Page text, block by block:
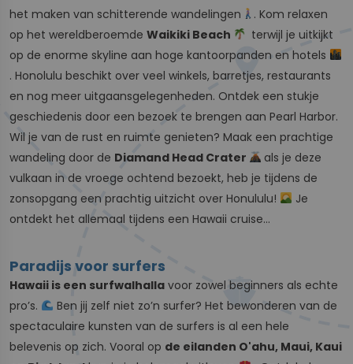
het maken van schitterende wandelingen
. Kom relaxen
op het wereldberoemde Waikiki Beach
terwijl je uitkijkt
op de enorme skyline aan hoge kantoorpanden en hotels
. Honolulu beschikt over veel winkels, barretjes, restaurants
en nog meer uitgaansgelegenheden. Ontdek een stukje
geschiedenis door een bezoek te brengen aan Pearl Harbor.
Wil je van de rust en ruimte genieten? Maak een prachtige
wandeling door de Diamand Head Crater
als je deze
vulkaan in de vroege ochtend bezoekt, heb je tijdens de
zonsopgang een prachtig uitzicht over Honululu!
Je
ontdekt het allemaal tijdens een Hawaii cruise...
Paradijs voor surfers
Hawaii is een surfwalhalla voor zowel beginners als echte
pro’s.
Ben jij zelf niet zo’n surfer? Het bewonderen van de
spectaculaire kunsten van de surfers is al een hele
belevenis op zich. Vooral op de eilanden O'ahu, Maui, Kaui